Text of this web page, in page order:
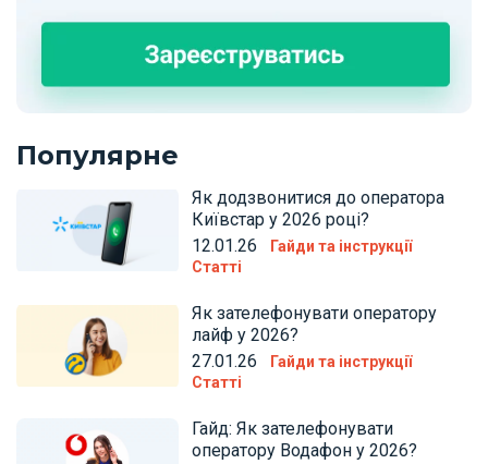
Популярне
Як додзвонитися до оператора
Київстар у 2026 році?
12.01.26
Гайди та інструкції
Статті
Як зателефонувати оператору
лайф у 2026?
27.01.26
Гайди та інструкції
Статті
Гайд: Як зателефонувати
оператору Водафон у 2026?